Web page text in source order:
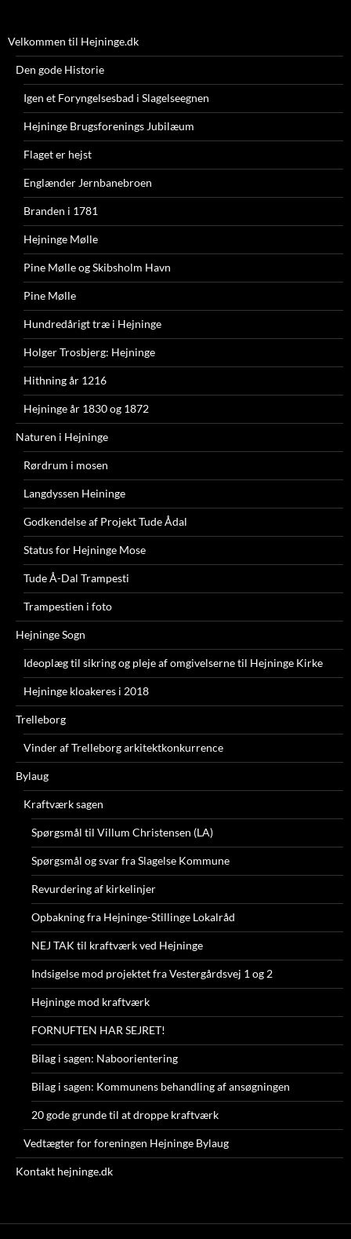
Velkommen til Hejninge.dk
Den gode Historie
Igen et Foryngelsesbad i Slagelseegnen
Hejninge Brugsforenings Jubilæum
Flaget er hejst
Englænder Jernbanebroen
Branden i 1781
Hejninge Mølle
Pine Mølle og Skibsholm Havn
Pine Mølle
Hundredårigt træ i Hejninge
Holger Trosbjerg: Hejninge
Hithning år 1216
Hejninge år 1830 og 1872
Naturen i Hejninge
Rørdrum i mosen
Langdyssen Heininge
Godkendelse af Projekt Tude Ådal
Status for Hejninge Mose
Tude Å-Dal Trampesti
Trampestien i foto
Hejninge Sogn
Ideoplæg til sikring og pleje af omgivelserne til Hejninge Kirke
Hejninge kloakeres i 2018
Trelleborg
Vinder af Trelleborg arkitektkonkurrence
Bylaug
Kraftværk sagen
Spørgsmål til Villum Christensen (LA)
Spørgsmål og svar fra Slagelse Kommune
Revurdering af kirkelinjer
Opbakning fra Hejninge-Stillinge Lokalråd
NEJ TAK til kraftværk ved Hejninge
Indsigelse mod projektet fra Vestergårdsvej 1 og 2
Hejninge mod kraftværk
FORNUFTEN HAR SEJRET!
Bilag i sagen: Naboorientering
Bilag i sagen: Kommunens behandling af ansøgningen
20 gode grunde til at droppe kraftværk
Vedtægter for foreningen Hejninge Bylaug
Kontakt hejninge.dk